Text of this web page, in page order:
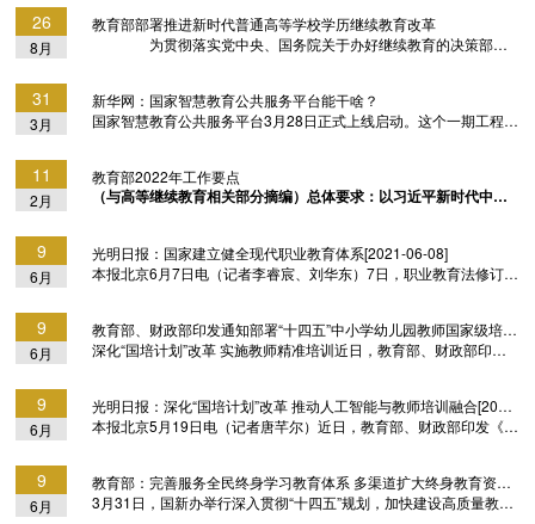
教育科技人才体制机制一体改革，健全新型举国体制，提升国家创
新体系整体效能。...
署未来五年的重大改革举措。教育l 优化高等教育布局，加快建设中
国特色、世界一流的大学和优势学科。l 分类推进高校改革，建立科
超常布局急需学科专业，加强基础学科、新兴学科、交叉学科建设
和拔尖人才培养，...
26
8月
教育部部署推进新时代普通高等学校学历继续教育改革
为贯彻落实党中央、国务院关于办好继续教育的决策部
育改革的实施意见》（以下简称《实施意见》），以“全面规范、提
高质量”为主线，对普通高校举办的学历继续教育改革作出全面部
措施有效、保障机制健全的新格局。 《实施意见》强...
31
3月
新华网：国家智慧教育公共服务平台能干啥？
国家智慧教育公共服务平台3月28日正式上线启动。这个一期工程聚
的综合集成平台，具有怎样的特点和功能？能为学生、教师、学校
带来哪些变化？教育部29日举行新闻发布会介绍了相关情况。国家
慧教育平台由国家中小学网络云平台改版升级而...
11
2月
教育部2022年工作要点
（与高等继续教育相关部分摘编）总体要求：以习近平新时代中国
认识“两个确立”的决定性意义，增强“四个意识”、坚定“四个自
信”、做到“两个维护”，弘扬伟大建党精神，坚持稳中求进工作总基
持和加强党对教育工作的全面领导，全面贯彻党...
9
6月
光明日报：国家建立健全现代职业教育体系[2021-06-08]
本报北京6月7日电（记者李睿宸、刘华东）7日，职业教育法修订草
级、高级职业教育有效贯通的现代职业教育体系。“职业教育是国民
教育体系和人力资源开发的重要组成部分，是培养多样化人才、传
9
6月
教育部、财政部印发通知部署“十四五”中小学幼儿园教师国家级培训计划实施工作
深化“国培计划”改革 实施教师精准培训近日，教育部、财政部印发
点，推进教师培训提质增效，助力教师队伍高质量发展。文件以贯
彻落实习近平总书记关于加强中西部欠发达地区教师精准培训的重
示范引领与整体提升结合，推进以教师自主学...
9
6月
光明日报：深化“国培计划”改革 推动人工智能与教师培训融合[2021-05-19]
本报北京5月19日电（记者唐芊尔）近日，教育部、财政部印发《关
路、支持方向、工作重点，推进教师培训提质增效，助力教师队伍
高质量发展。《通知》要求，“十四五”期间，要重点支持中西部欠发
9
6月
教育部：完善服务全民终身学习教育体系 多渠道扩大终身教育资源[2021-03-31]
3月31日，国新办举行深入贯彻“十四五”规划，加快建设高质量教育